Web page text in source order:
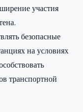
участия
безопасные
на условиях
транспортной